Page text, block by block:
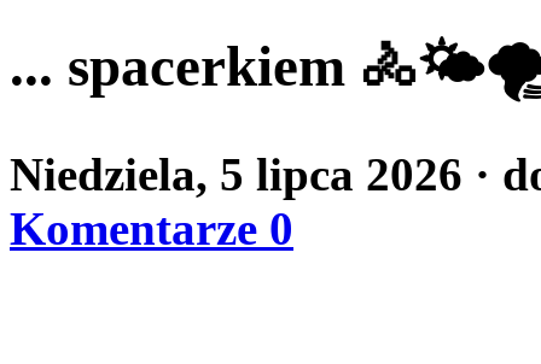
... spacerkiem
Niedziela, 5 lipca 2026 ·
Komentarze 0